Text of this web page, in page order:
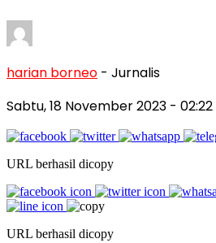
harian borneo - Jurnalis
Sabtu, 18 November 2023 - 02:22
URL berhasil dicopy
URL berhasil dicopy